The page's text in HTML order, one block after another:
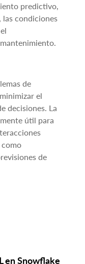
predictivo,
las condiciones
de
el
decisiones. La
útil para
de
en Snowflake